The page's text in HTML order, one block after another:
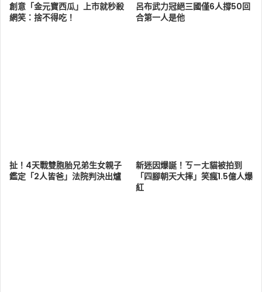
創意「金元寶西瓜」上市就秒殺
網笑：捨不得吃！
呂布武力冠絕三國僅6人撐50回
合第一人是他
扯！4天戰雙胞胎兄弟生女親子
鑑定「2人皆爸」法院判決出爐
新迷因爆誕！ㄎㄧㄤ貓被拍到
「四腳朝天大摔」笑瘋1.5億人爆
紅